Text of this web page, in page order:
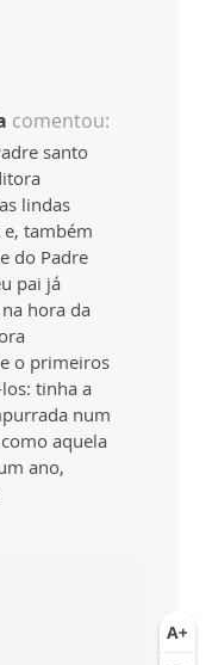
comentou:
santo
lindas
também
do Padre
pai já
hora da
o primeiros
tinha a
num
aquela
ano,